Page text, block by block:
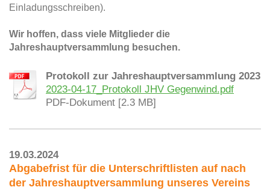
Einladungsschreiben).
Wir hoffen, dass viele Mitglieder die
Jahreshauptversammlung besuchen.
Protokoll zur Jahreshauptversammlung 2023
2023-04-17_Protokoll JHV Gegenwind.pdf
PDF-Dokument [2.3 MB]
19.03.2024
Abgabefrist für die Unterschriftlisten auf nach
der Jahreshauptversammlung unseres Vereins